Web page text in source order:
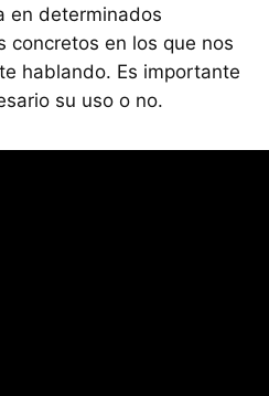
en determinados
concretos en los que nos
hablando. Es importante
su uso o no.